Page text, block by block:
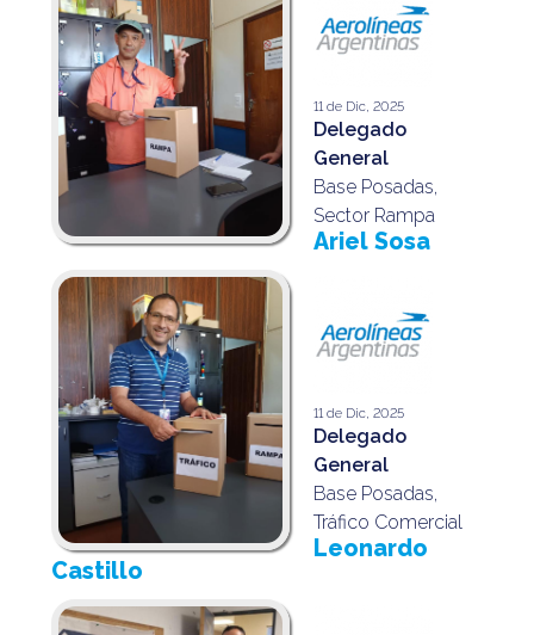
11 de Dic, 2025
Delegado
General
Base Posadas,
Sector Rampa
Ariel Sosa
11 de Dic, 2025
Delegado
General
Base Posadas,
Tráfico Comercial
Leonardo
Castillo